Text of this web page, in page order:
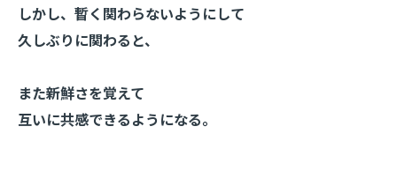
しかし、暫く関わらないようにして
久しぶりに関わると、
また新鮮さを覚えて
互いに共感できるようになる。